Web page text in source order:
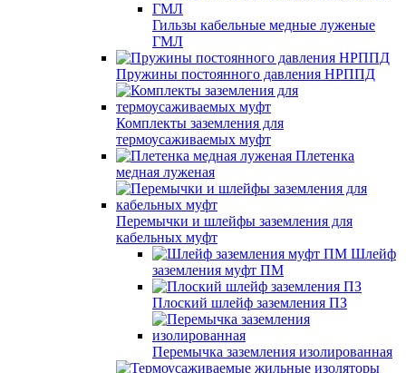
Гильзы кабельные медные луженые
ГМЛ
Пружины постоянного давления НРППД
Комплекты заземления для
термоусаживаемых муфт
Плетенка
медная луженая
Перемычки и шлейфы заземления для
кабельных муфт
Шлейф
заземления муфт ПМ
Плоский шлейф заземления ПЗ
Перемычка заземления изолированная